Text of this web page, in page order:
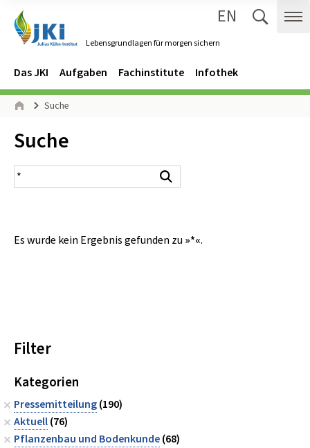
Lebensgrundlagen für morgen sichern
EN
Navigation
Hauptmenü
Das JKI Aufgaben Fachinstitute Infothek
Seitenpfad
Suche
Inhalt:
Suche
Suchergebnis
Es wurde kein Ergebnis gefunden zu »*«.
Filter
Kategorien
Pressemitteilung(190)
Aktuell(76)
Pflanzenbau und Bodenkunde(68)